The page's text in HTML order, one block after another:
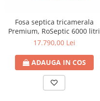
Fosa septica tricamerala
Premium, RoSeptic 6000 litri
17.790,00 Lei
ADAUGA IN COS